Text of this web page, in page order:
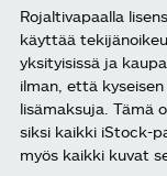
Rojaltivapaalla
käyttää
yksityisissä ja
ilman, että
lisämaksuja. Tämä
siksi kaikki iStock-
myös kaikki kuvat